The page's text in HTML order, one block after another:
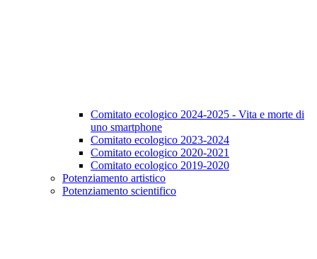
Comitato ecologico 2024-2025 - Vita e morte di
uno smartphone
Comitato ecologico 2023-2024
Comitato ecologico 2020-2021
Comitato ecologico 2019-2020
Potenziamento artistico
Potenziamento scientifico